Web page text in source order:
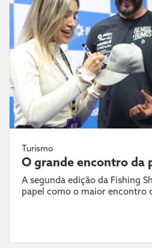
Turismo
O grande encontro da
A segunda edição da Fishing
papel como o maior encontro